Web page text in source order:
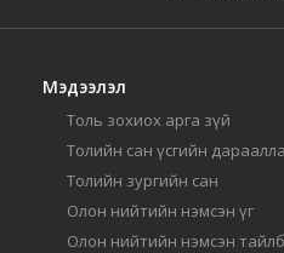
Мэдээлэл
Толь зохиох арга зүй
Толийн сан үсгийн
Толийн зургийн сан
Олон нийтийн нэмсэн үг
Олон нийтийн нэмсэн